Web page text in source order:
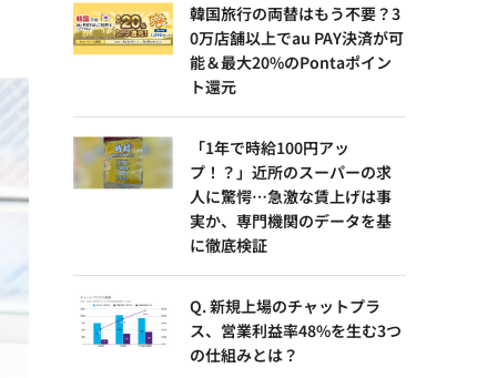
韓国旅行の両替はもう不要？3
0万店舗以上でau PAY決済が可
能＆最大20%のPontaポイン
ト還元
「1年で時給100円アッ
プ！？」近所のスーパーの求
人に驚愕…急激な賃上げは事
実か、専門機関のデータを基
に徹底検証
Q. 新規上場のチャットプラ
ス、営業利益率48%を生む3つ
の仕組みとは？